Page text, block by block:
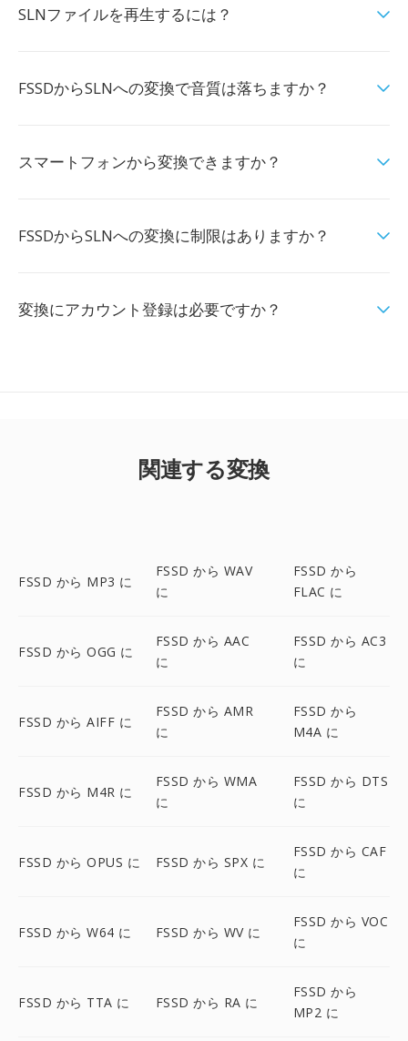
SLNファイルを再生するには？
FSSDからSLNへの変換で音質は落ちますか？
スマートフォンから変換できますか？
FSSDからSLNへの変換に制限はありますか？
変換にアカウント登録は必要ですか？
関連する変換
FSSD から MP3 に
FSSD から WAV
に
FSSD から
FLAC に
FSSD から OGG に
FSSD から AAC
に
FSSD から AC3
に
FSSD から AIFF に
FSSD から AMR
に
FSSD から
M4A に
FSSD から M4R に
FSSD から WMA
に
FSSD から DTS
に
FSSD から OPUS に FSSD から SPX に
FSSD から CAF
に
FSSD から W64 に FSSD から WV に
FSSD から VOC
に
FSSD から TTA に FSSD から RA に
FSSD から
MP2 に